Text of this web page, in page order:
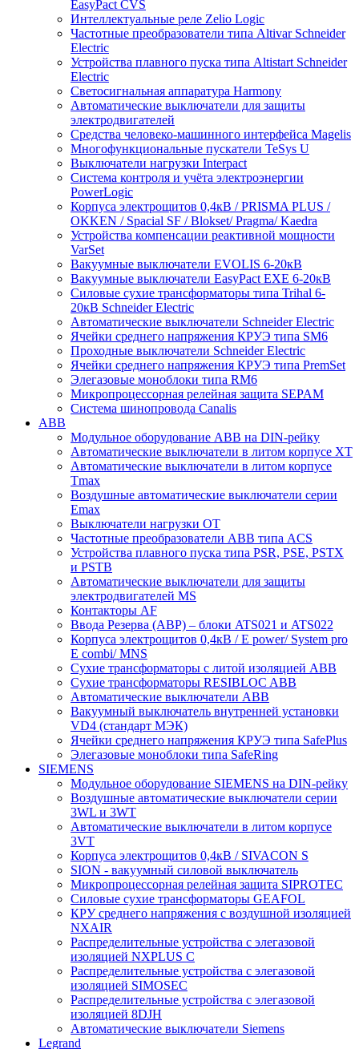
EasyPact CVS
Интеллектуальные реле Zelio Logic
Частотные преобразователи типа Altivar Schneider
Electric
Устройства плавного пуска типа Altistart Schneider
Electric
Светосигнальная аппаратура Harmony
Автоматические выключатели для защиты
электродвигателей
Средства человеко-машинного интерфейса Magelis
Многофункциональные пускатели TeSys U
Выключатели нагрузки Interpact
Система контроля и учёта электроэнергии
PowerLogic
Корпуса электрощитов 0,4кВ / PRISMA PLUS /
OKKEN / Spacial SF / Blokset/ Pragma/ Kaedra
Устройства компенсации реактивной мощности
VarSet
Вакуумные выключатели EVOLIS 6-20кВ
Вакуумные выключатели EasyPact EXE 6-20кВ
Силовые сухие трансформаторы типа Trihal 6-
20кВ Schneider Electric
Автоматические выключатели Schneider Electric
Ячейки среднего напряжения КРУЭ типа SM6
Проходные выключатели Schneider Electric
Ячейки среднего напряжения КРУЭ типа PremSet
Элегазовые моноблоки типа RM6
Микропроцессорная релейная защита SEPAM
Система шинопровода Canalis
ABB
Модульное оборудование ABB на DIN-рейку
Автоматические выключатели в литом корпусе XT
Автоматические выключатели в литом корпусе
Tmax
Воздушные автоматические выключатели серии
Emax
Выключатели нагрузки OT
Частотные преобразователи ABB типа ACS
Устройства плавного пуска типа PSR, PSE, PSTX
и PSTB
Автоматические выключатели для защиты
электродвигателей MS
Контакторы AF
Ввода Резерва (АВР) – блоки ATS021 и ATS022
Корпуса электрощитов 0,4кВ / E power/ System pro
E combi/ MNS
Сухие трансформаторы с литой изоляцией ABB
Сухие трансформаторы RESIBLOC ABB
Автоматические выключатели ABB
Вакуумный выключатель внутренней установки
VD4 (стандарт МЭК)
Ячейки среднего напряжения КРУЭ типа SafePlus
Элегазовые моноблоки типа SafeRing
SIEMENS
Модульное оборудование SIEMENS на DIN-рейку
Воздушные автоматические выключатели серии
3WL и 3WT
Автоматические выключатели в литом корпусе
3VT
Корпуса электрощитов 0,4кВ / SIVACON S
SION - вакуумный силовой выключатель
Микропроцессорная релейная защита SIPROTEC
Силовые сухие трансформаторы GEAFOL
КРУ среднего напряжения с воздушной изоляцией
NXAIR
Распределительные устройства с элегазовой
изоляцией NXPLUS C
Распределительные устройства с элегазовой
изоляцией SIMOSEC
Распределительные устройства с элегазовой
изоляцией 8DJH
Автоматические выключатели Siemens
Legrand